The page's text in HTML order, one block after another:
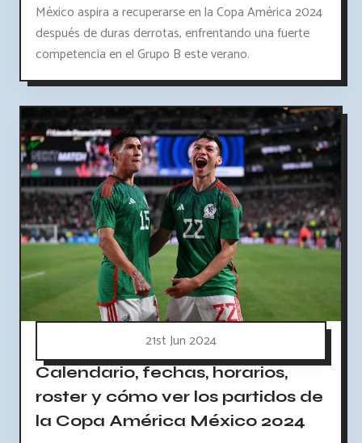
México aspira a recuperarse en la Copa América 2024
después de duras derrotas, enfrentando una fuerte
competencia en el Grupo B este verano.
21st Jun 2024
Calendario, fechas, horarios,
roster y cómo ver los partidos de
la Copa América México 2024